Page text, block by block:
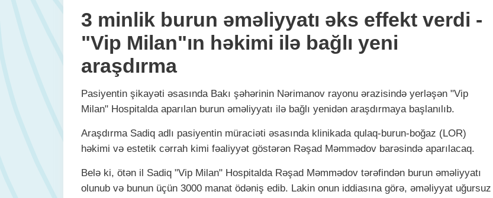
3 minlik burun əməliyyatı əks effekt verdi -
"Vip Milan"ın həkimi ilə bağlı yeni
araşdırma
Pasiyentin şikayəti əsasında Bakı şəhərinin Nərimanov rayonu ərazisində yerləşən "Vip
Milan" Hospitalda aparılan burun əməliyyatı ilə bağlı yenidən araşdırmaya başlanılıb.
Araşdırma Sadiq adlı pasiyentin müraciəti əsasında klinikada qulaq-burun-boğaz (LOR)
həkimi və estetik cərrah kimi fəaliyyət göstərən Rəşad Məmmədov barəsində aparılacaq.
Belə ki, ötən il Sadiq "Vip Milan" Hospitalda Rəşad Məmmədov tərəfindən burun əməliyyatı
olunub və bunun üçün 3000 manat ödəniş edib. Lakin onun iddiasına görə, əməliyyat uğursuz